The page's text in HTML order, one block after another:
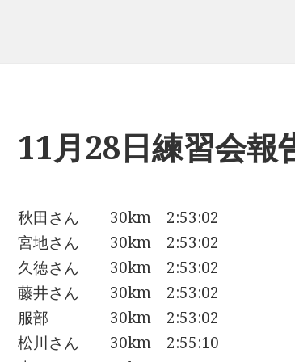
11月28日練習会報
秋田さん 30km 2:53:02
宮地さん 30km 2:53:02
久徳さん 30km 2:53:02
藤井さん 30km 2:53:02
服部 30km 2:53:02
松川さん 30km 2:55:10